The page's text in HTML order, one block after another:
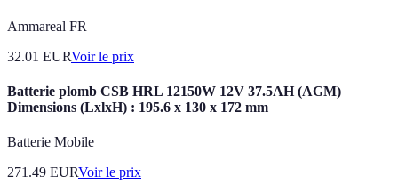
Ammareal FR
32.01 EURVoir le prix
Batterie plomb CSB HRL 12150W 12V 37.5AH (AGM)
Dimensions (LxlxH) : 195.6 x 130 x 172 mm
Batterie Mobile
271.49 EURVoir le prix